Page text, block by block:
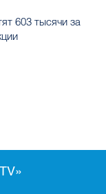
603 тысячи за